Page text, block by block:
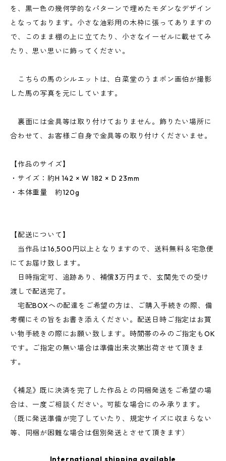
を、黒一色の幾何学的なパターンで埋めたモダンなデザイン
となっております。小さな油彩用の木枠に張ってありますの
で、このまま棚の上に立てたり、小さなイーゼルに載せてみ
たり、思い思いに飾ってください。
こちらの馬のシルエットは、白菜堂のうまポン画伯が撮影
した馬の写真を元にしています。
裏面には金具等は取り付けておりません。飾りたい場所に
合わせて、お客様ご自身で金具等の取り付けくださいませ。
【作品のサイズ】
・サイズ：約H 142 × W 182 × D 23mm
・本体重量 約120g
【配送について】
当作品は16,500円以上となりますので、送料無料＆宅急便
にてお届け致します。
日時指定可、追跡あり、補償3万円まで、玄関先での受け
渡しで配送完了。
宅配BOXへの配達をご希望の方は、ご購入手続きの際、備
考欄にその旨をお書き添えください。配送日時ご指定はお買
い物手続きの際にお願い致します。時間帯のみのご指定もOK
です。ご指定の無い場合は準備出来次第出荷させて頂きま
す。
《補足》既に決済を完了した作品との同梱発送をご希望の場
合は、一度ご相談ください。可能な場合にのみ承ります。
（既に発送準備が完了していたり、規定サイズに収まらない
等、同梱が困難な場合は個別発送とさせて頂きます）
International shipping available